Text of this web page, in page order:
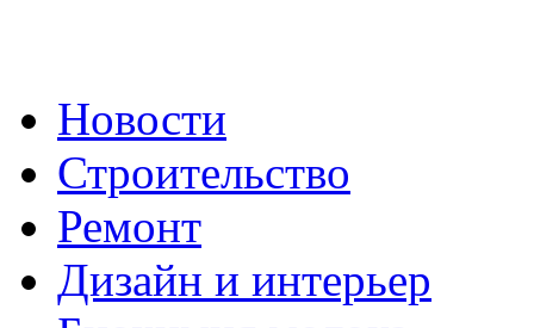
Новости
Строительство
Ремонт
Дизайн и интерьер